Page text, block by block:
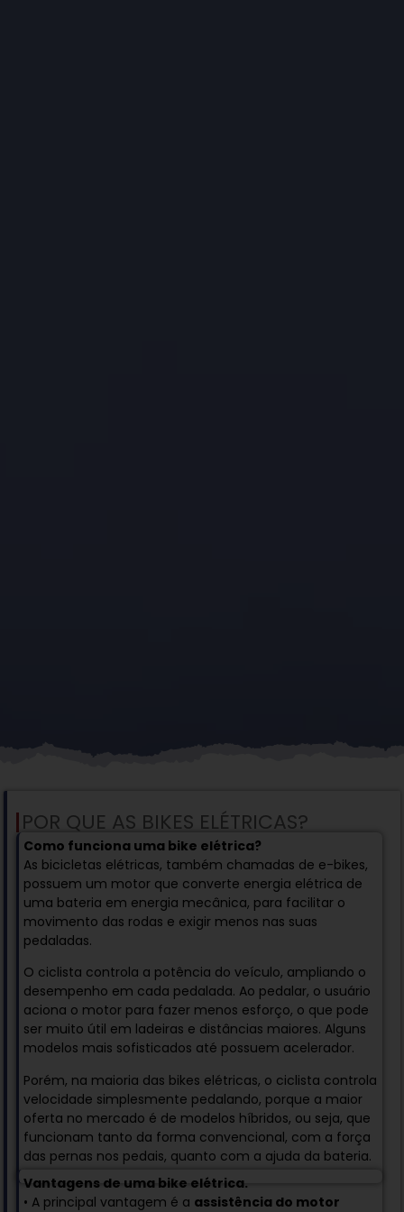
POR QUE AS BIKES ELÉTRICAS?
Como funciona uma bike elétrica?
As bicicletas elétricas, também chamadas de e-bikes,
possuem um motor que converte energia elétrica de
uma bateria em energia mecânica, para facilitar o
movimento das rodas e exigir menos nas suas
pedaladas.
O ciclista controla a potência do veículo, ampliando o
desempenho em cada pedalada. Ao pedalar, o usuário
aciona o motor para fazer menos esforço, o que pode
ser muito útil em ladeiras e distâncias maiores. Alguns
modelos mais sofisticados até possuem acelerador.
Porém, na maioria das bikes elétricas, o ciclista controla
velocidade simplesmente pedalando, porque a maior
oferta no mercado é de modelos híbridos, ou seja, que
funcionam tanto da forma convencional, com a força
das pernas nos pedais, quanto com a ajuda da bateria.
Vantagens de uma bike elétrica.
• A principal vantagem é a assistência do motor